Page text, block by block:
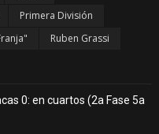
Primera División
Ruben Grassi
0: en cuartos (2a Fase 5a